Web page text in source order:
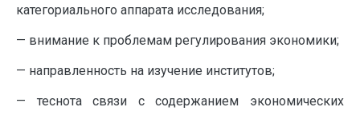
категориального аппарата исследования;
— внимание к проблемам регулирования экономики;
— направленность на изучение институтов;
— теснота связи с содержанием экономических